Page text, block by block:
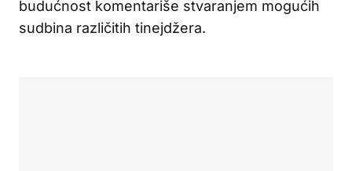
budućnost komentariše stvaranjem mogućih
sudbina različitih tinejdžera.